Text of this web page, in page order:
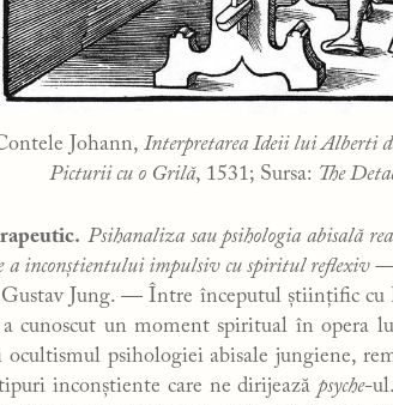
Johann,Interpretarea Ideii lui Alberti
Picturii cu o Grilă, 1531; Sursa: The
Psihanaliza sau psihologia abisală
a inconștientului impulsiv cu spiritul reflexiv
Jung. — Între începutul științific cu
a cunoscut un moment spiritual în opera
ocultismul psihologiei abisale jungiene,
inconștiente care ne dirijează psyche-